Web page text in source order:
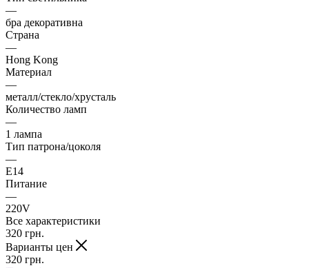
—
бра декоративна
Страна
—
Hong Kong
Материал
—
металл/стекло/хрусталь
Количество ламп
—
1 лампа
Тип патрона/цоколя
—
E14
Питание
—
220V
Все характеристики
320 грн.
Варианты цен
320 грн.